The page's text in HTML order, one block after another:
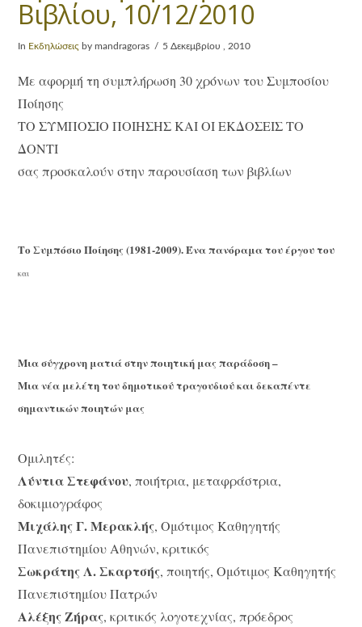
Βιβλίου, 10/12/2010
In Εκδηλώσεις by mandragoras 5 Δεκεμβρίου , 2010
Με αφορμή τη συμπλήρωση 30 χρόνων του Συμποσίου
Ποίησης
ΤΟ ΣΥΜΠΟΣΙΟ ΠΟΙΗΣΗΣ ΚΑΙ ΟΙ ΕΚΔΟΣΕΙΣ ΤΟ
ΔΟΝΤΙ
σας προσκαλούν στην παρουσίαση των βιβλίων
Το Συμπόσιο Ποίησης (1981-2009). Ένα πανόραμα του έργου του
και
Μια σύγχρονη ματιά στην ποιητική μας παράδοση –
Μια νέα μελέτη του δημοτικού τραγουδιού και δεκαπέντε
σημαντικών ποιητών μας
Ομιλητές:
Λύντια Στεφάνου, ποιήτρια, μεταφράστρια,
δοκιμιογράφος
Μιχάλης Γ. Μερακλής, Ομότιμος Καθηγητής
Πανεπιστημίου Αθηνών, κριτικός
Σωκράτης Λ. Σκαρτσής, ποιητής, Ομότιμος Καθηγητής
Πανεπιστημίου Πατρών
Αλέξης Ζήρας, κριτικός λογοτεχνίας, πρόεδρος